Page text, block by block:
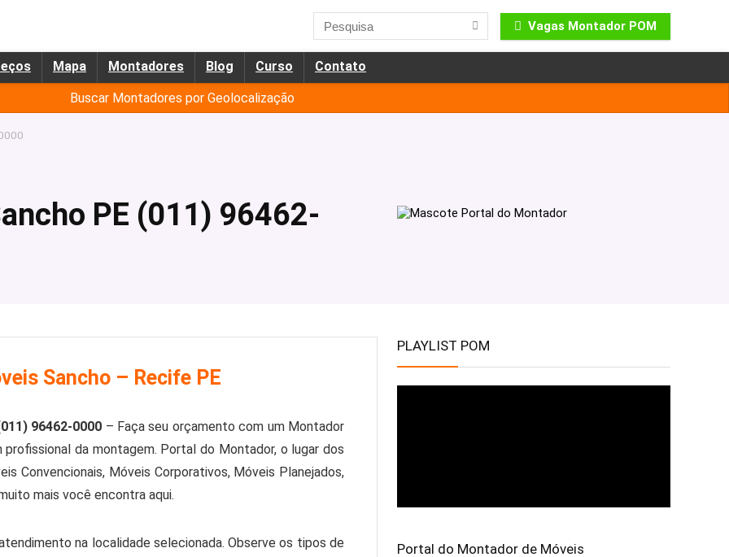
Vagas Montador POM
Mapa Montadores Blog Curso Contato
Buscar Montadores por Geolocalização
PE (011) 96462-
Sancho – Recife PE
96462-0000 – Faça seu orçamento com um Montador
da montagem. Portal do Montador, o lugar dos
Convencionais, Móveis Corporativos, Móveis Planejados,
mais você encontra aqui.
na localidade selecionada. Observe os tipos de
PLAYLIST POM
Portal do Montador de Móveis